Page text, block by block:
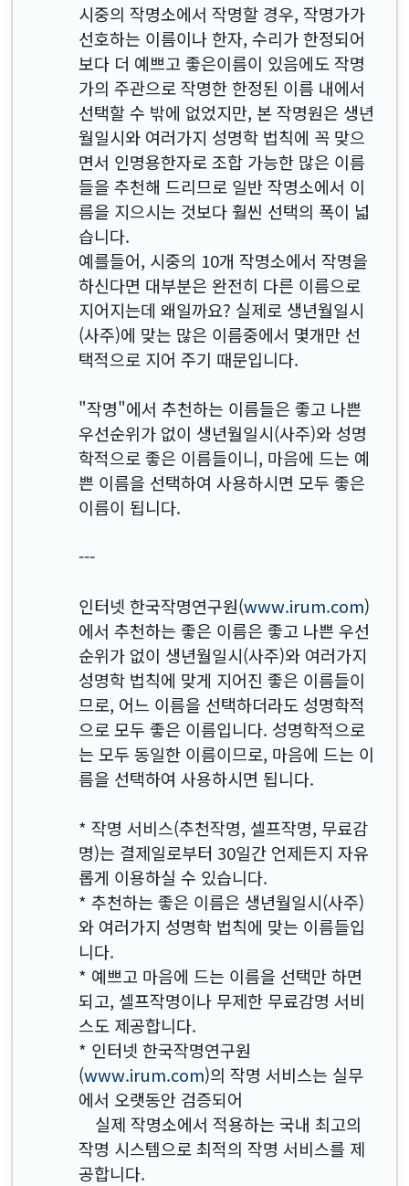
시중의 작명소에서 작명할 경우, 작명가가
선호하는 이름이나 한자, 수리가 한정되어
보다 더 예쁘고 좋은이름이 있음에도 작명
가의 주관으로 작명한 한정된 이름 내에서
선택할 수 밖에 없었지만, 본 작명원은 생년
월일시와 여러가지 성명학 법칙에 꼭 맞으
면서 인명용한자로 조합 가능한 많은 이름
들을 추천해 드리므로 일반 작명소에서 이
름을 지으시는 것보다 훨씬 선택의 폭이 넓
습니다.
예를들어, 시중의 10개 작명소에서 작명을
하신다면 대부분은 완전히 다른 이름으로
지어지는데 왜일까요? 실제로 생년월일시
(사주)에 맞는 많은 이름중에서 몇개만 선
택적으로 지어 주기 때문입니다.
"작명"에서 추천하는 이름들은 좋고 나쁜
우선순위가 없이 생년월일시(사주)와 성명
학적으로 좋은 이름들이니, 마음에 드는 예
쁜 이름을 선택하여 사용하시면 모두 좋은
이름이 됩니다.
---
인터넷 한국작명연구원(www.irum.com)
에서 추천하는 좋은 이름은 좋고 나쁜 우선
순위가 없이 생년월일시(사주)와 여러가지
성명학 법칙에 맞게 지어진 좋은 이름들이
므로, 어느 이름을 선택하더라도 성명학적
으로 모두 좋은 이름입니다. 성명학적으로
는 모두 동일한 이름이므로, 마음에 드는 이
름을 선택하여 사용하시면 됩니다.
* 작명 서비스(추천작명, 셀프작명, 무료감
명)는 결제일로부터 30일간 언제든지 자유
롭게 이용하실 수 있습니다.
* 추천하는 좋은 이름은 생년월일시(사주)
와 여러가지 성명학 법칙에 맞는 이름들입
니다.
* 예쁘고 마음에 드는 이름을 선택만 하면
되고, 셀프작명이나 무제한 무료감명 서비
스도 제공합니다.
* 인터넷 한국작명연구원
(www.irum.com)의 작명 서비스는 실무
에서 오랫동안 검증되어
실제 작명소에서 적용하는 국내 최고의
작명 시스템으로 최적의 작명 서비스를 제
공합니다.